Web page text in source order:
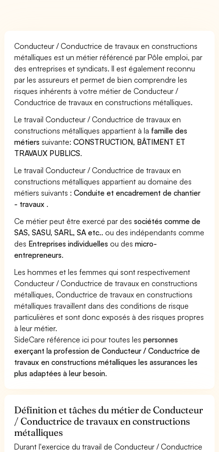
Conducteur / Conductrice de travaux en constructions
métalliques est un métier référencé par Pôle emploi, par
des entreprises et syndicats. Il est également reconnu
par les assureurs et permet de bien comprendre les
risques inhérents à votre métier de Conducteur /
Conductrice de travaux en constructions métalliques.
Le travail Conducteur / Conductrice de travaux en
constructions métalliques appartient à la famille des
métiers suivante:CONSTRUCTION, BÂTIMENT ET
TRAVAUX PUBLICS.
Le travail Conducteur / Conductrice de travaux en
constructions métalliques appartient au domaine des
métiers suivants :Conduite et encadrement de chantier
- travaux .
Ce métier peut être exercé par dessociétés comme de
SAS, SASU, SARL, SA etc.. ou des indépendants comme
des Entreprises individuelles ou desmicro-
entrepreneurs.
Les hommes et les femmes qui sont respectivement
Conducteur / Conductrice de travaux en constructions
métalliques, Conductrice de travaux en constructions
métalliques travaillent dans des conditions de risque
particulières et sont donc exposés à des risques propres
à leur métier.
SideCare référence ici pour toutes lespersonnes
exerçant la profession de Conducteur / Conductrice de
travaux en constructions métalliques les assurances les
plus adaptées à leur besoin.
Définition et tâches du métier de Conducteur
/ Conductrice de travaux en constructions
métalliques
Durant l'exercice du travail de Conducteur / Conductrice